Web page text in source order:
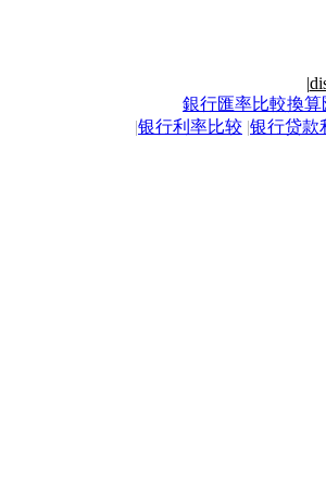
|
銀行匯率比較換算
|银行利率比较 |银行贷款